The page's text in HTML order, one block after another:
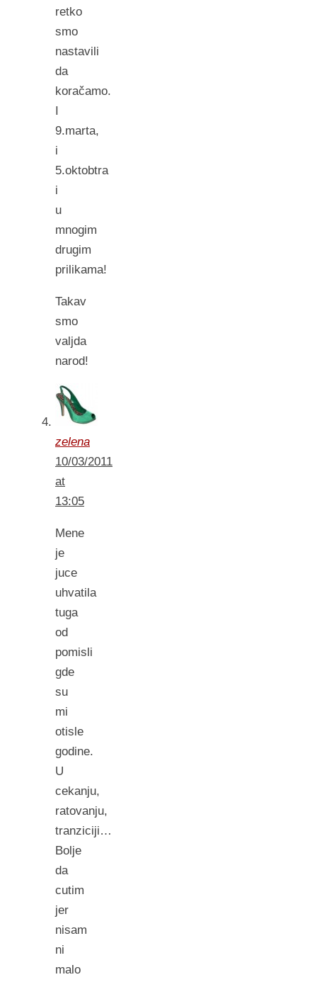
retko
smo
nastavili
da
koračamo.
I
9.marta,
i
5.oktobtra
i
u
mnogim
drugim
prilikama!
Takav
smo
valjda
narod!
zelena
10/03/2011
at
13:05
Mene
je
juce
uhvatila
tuga
od
pomisli
gde
su
mi
otisle
godine.
U
cekanju,
ratovanju,
tranziciji…
Bolje
da
cutim
jer
nisam
ni
malo